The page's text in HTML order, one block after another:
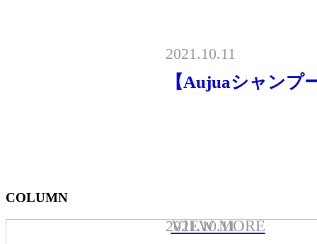
2021.10.11
【Aujuaシャンプ
VIEW MORE
COLUMN
2021.10.11